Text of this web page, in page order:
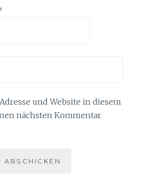
und Website in diesem
nächsten Kommentar